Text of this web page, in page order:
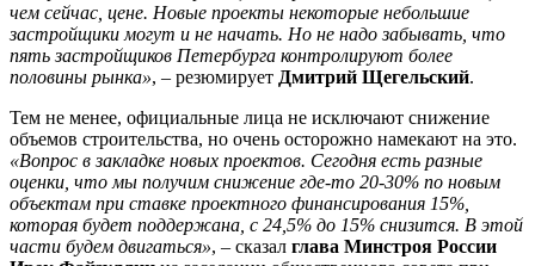
чем сейчас, цене. Новые проекты некоторые небольшие
застройщики могут и не начать. Но не надо забывать, что
пять застройщиков Петербурга контролируют более
половины рынка», – резюмирует Дмитрий Щегельский.
Тем не менее, официальные лица не исключают снижение
объемов строительства, но очень осторожно намекают на это.
«Вопрос в закладке новых проектов. Сегодня есть разные
оценки, что мы получим снижение где-то 20-30% по новым
объектам при ставке проектного финансирования 15%,
которая будет поддержана, с 24,5% до 15% снизится. В этой
части будем двигаться», – сказал глава Минстроя России